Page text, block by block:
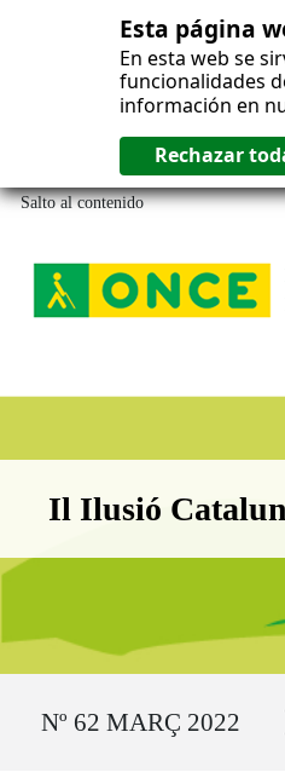
Esta página
En esta web se
funcionalidades
información en
Salto al contenido
Boletín Il·lusió
Il Ilusió
Nº 62 MARÇ 2022